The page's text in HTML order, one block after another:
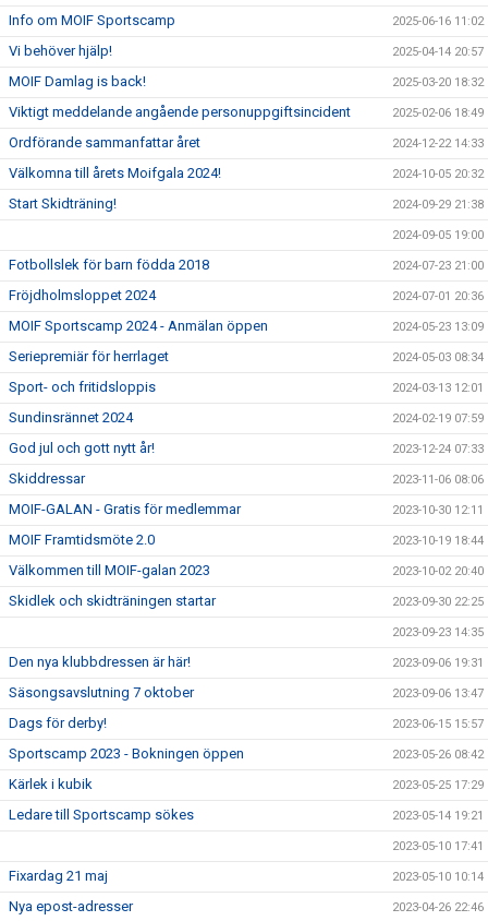
Info om MOIF Sportscamp 2025-06-16 11:02
Vi behöver hjälp! 2025-04-14 20:57
MOIF Damlag is back! 2025-03-20 18:32
Viktigt meddelande angående personuppgiftsincident 2025-02-06 18:49
Ordförande sammanfattar året 2024-12-22 14:33
Välkomna till årets Moifgala 2024! 2024-10-05 20:32
Start Skidträning! 2024-09-29 21:38
2024-09-05 19:00
Fotbollslek för barn födda 2018 2024-07-23 21:00
Fröjdholmsloppet 2024 2024-07-01 20:36
MOIF Sportscamp 2024 - Anmälan öppen 2024-05-23 13:09
Seriepremiär för herrlaget 2024-05-03 08:34
Sport- och fritidsloppis 2024-03-13 12:01
Sundinsrännet 2024 2024-02-19 07:59
God jul och gott nytt år! 2023-12-24 07:33
Skiddressar 2023-11-06 08:06
MOIF-GALAN - Gratis för medlemmar 2023-10-30 12:11
MOIF Framtidsmöte 2.0 2023-10-19 18:44
Välkommen till MOIF-galan 2023 2023-10-02 20:40
Skidlek och skidträningen startar 2023-09-30 22:25
2023-09-23 14:35
Den nya klubbdressen är här! 2023-09-06 19:31
Säsongsavslutning 7 oktober 2023-09-06 13:47
Dags för derby! 2023-06-15 15:57
Sportscamp 2023 - Bokningen öppen 2023-05-26 08:42
Kärlek i kubik 2023-05-25 17:29
Ledare till Sportscamp sökes 2023-05-14 19:21
2023-05-10 17:41
Fixardag 21 maj 2023-05-10 10:14
Nya epost-adresser 2023-04-26 22:46